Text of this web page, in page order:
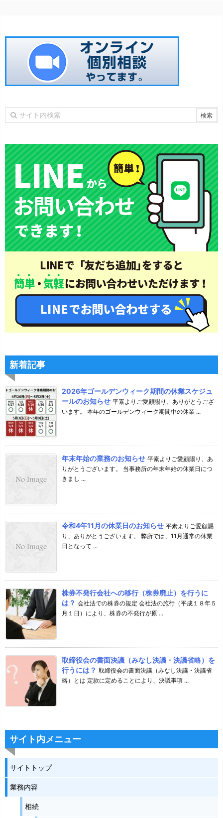
新着記事
2026年ゴールデンウィーク期間の休業スケジュ
ールのお知らせ 平素よりご愛顧賜り、ありがとうござ
います。 本年のゴールデンウィーク期間中の休業 ...
年末年始の業務のお知らせ 平素よりご愛顧賜り、あ
りがとうございます。 当事務所の年末年始の休業日につ
きまし ...
令和4年11月の休業日のお知らせ 平素よりご愛顧賜
り、ありがとうございます。 弊所では、11月通常の休業
日となって ...
株券不発行会社への移行（株券廃止）を行うに
は？ 会社法での株券の規定 会社法の施行（平成１８年５
月１日）により、株券の不発行が原 ...
取締役会の書面決議（みなし決議・決議省略）を
行うには？ 取締役会の書面決議（みなし決議・決議省
略）とは 定款に定めることにより、決議事項 ...
サイト内メニュー
サイトトップ
業務内容
相続